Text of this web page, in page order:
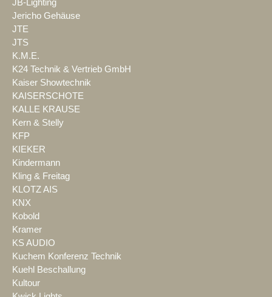
JB-Lighting
Jericho Gehäuse
JTE
JTS
K.M.E.
K24 Technik & Vertrieb GmbH
Kaiser Showtechnik
KAISERSCHOTE
KALLE KRAUSE
Kern & Stelly
KFP
KIEKER
Kindermann
Kling & Freitag
KLOTZ AIS
KNX
Kobold
Kramer
KS AUDIO
Kuchem Konferenz Technik
Kuehl Beschallung
Kultour